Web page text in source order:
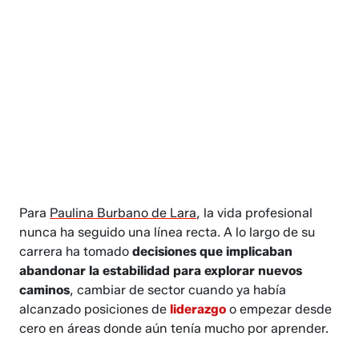
Para Paulina Burbano de Lara, la vida profesional
nunca ha seguido una línea recta. A lo largo de su
carrera ha tomadodecisiones que implicaban
abandonar la estabilidad para explorar nuevos
caminos, cambiar de sector cuando ya había
alcanzado posiciones de liderazgo o empezar desde
cero en áreas donde aún tenía mucho por aprender.